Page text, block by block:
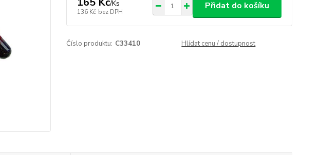
/Ks
136 Kč bez DPH
Přidat do košíku
Číslo produktu: C33410 Hlídat cenu / dostupnost